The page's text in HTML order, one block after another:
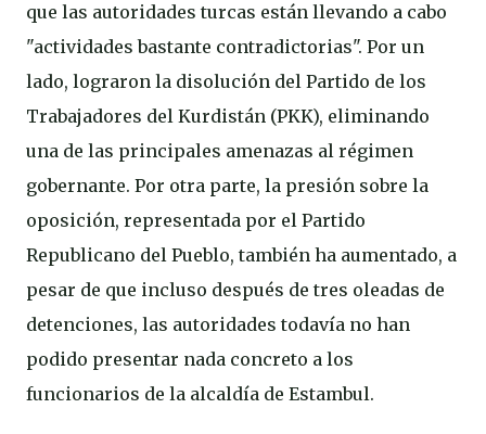
que las autoridades turcas están llevando a cabo
"actividades bastante contradictorias". Por un
lado, lograron la disolución del Partido de los
Trabajadores del Kurdistán (PKK), eliminando
una de las principales amenazas al régimen
gobernante. Por otra parte, la presión sobre la
oposición, representada por el Partido
Republicano del Pueblo, también ha aumentado, a
pesar de que incluso después de tres oleadas de
detenciones, las autoridades todavía no han
podido presentar nada concreto a los
funcionarios de la alcaldía de Estambul.